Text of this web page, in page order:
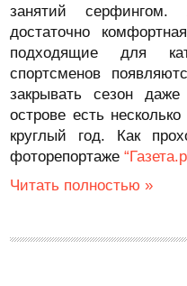
занятий серфингом.
достаточно
подходящие для
спортсменов
закрывать сезон
острове есть
круглый год. Как
фоторепортаже
Читать полностью »